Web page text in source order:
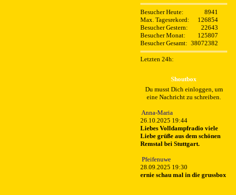
Besucher Heute:
8941
Max. Tagesrekord:
126854
Besucher Gestern:
22643
Besucher Monat:
125807
Besucher Gesamt: 38072382
Letzten 24h:
Shoutbox
Du musst Dich einloggen, um
eine Nachricht zu schreiben.
Anna-Maria
26.10.2025 19:44
Liebes Volldampfradio viele
Liebe grüße aus dem schönen
Remstal bei Stuttgart.
Pfeifenuwe
28.09.2025 19:30
ernie schau mal in die grussbox